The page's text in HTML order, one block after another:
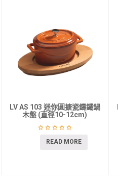
LV AS 103 迷你圓搪瓷鑄鐵鍋
木盤 (直徑10-12cm)
READ MORE